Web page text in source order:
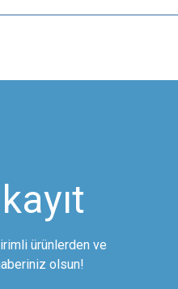
alternatifler olmalı.
kayıt
ürünlerden ve
olsun!